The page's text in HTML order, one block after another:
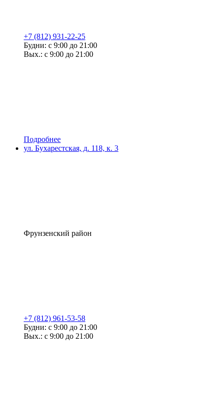
+7 (812) 931-22-25
Будни: с 9:00 до 21:00
Вых.: с 9:00 до 21:00
Подробнее
ул. Бухарестская, д. 118, к. 3
Фрунзенский район
+7 (812) 961-53-58
Будни: с 9:00 до 21:00
Вых.: с 9:00 до 21:00